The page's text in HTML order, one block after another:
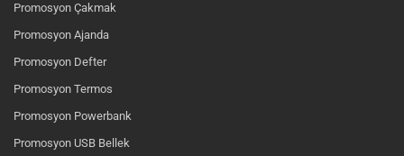
Promosyon Çakmak
Promosyon Ajanda
Promosyon Defter
Promosyon Termos
Promosyon Powerbank
Promosyon USB Bellek